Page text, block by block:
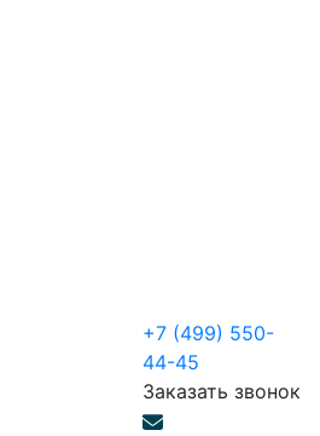
+7 (499) 550-
44-45
Заказать звонок